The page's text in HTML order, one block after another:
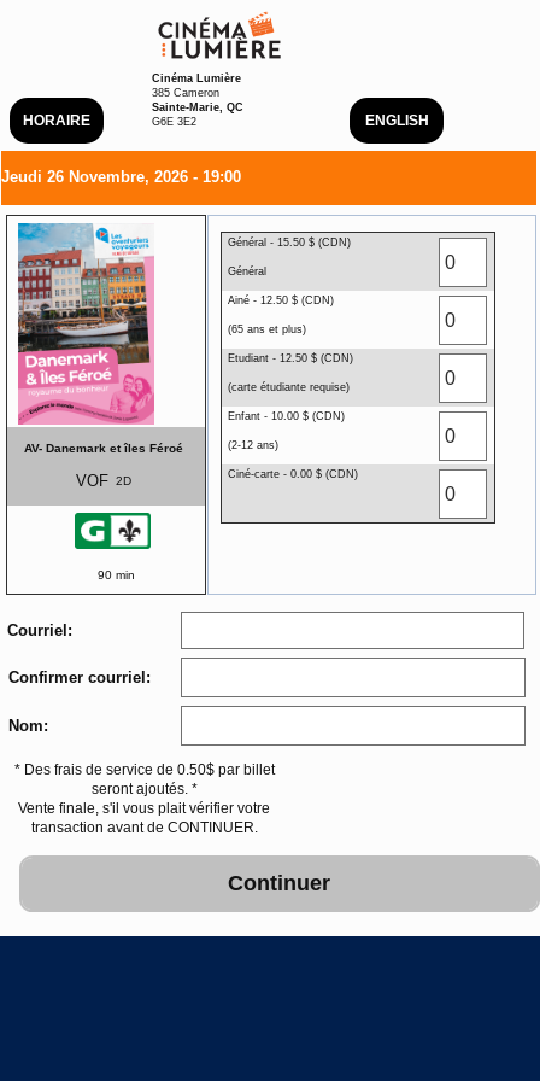
HORAIRE
Cinéma Lumière
385 Cameron
Sainte-Marie, QC
G6E 3E2
ENGLISH
Jeudi 26 Novembre, 2026 - 19:00
AV- Danemark et îles Féroé
VOF 2D
90 min
Général - 15.50 $ (CDN)
Général
Ainé - 12.50 $ (CDN)
(65 ans et plus)
Etudiant - 12.50 $ (CDN)
(carte étudiante requise)
Enfant - 10.00 $ (CDN)
(2-12 ans)
Ciné-carte - 0.00 $ (CDN)
Courriel:
Confirmer courriel:
Nom:
* Des frais de service de 0.50$ par billet
seront ajoutés. *
Vente finale, s'il vous plait vérifier votre
transaction avant de CONTINUER.
Continuer